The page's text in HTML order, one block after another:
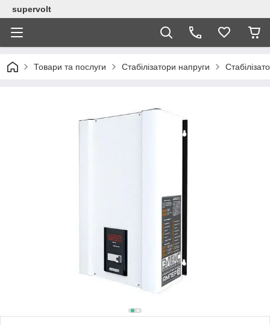
supervolt
Товари та послуги Стабілізатори напруги